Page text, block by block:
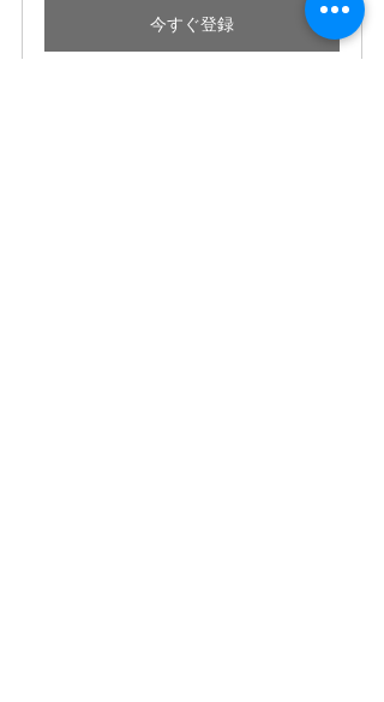
今すぐ登録